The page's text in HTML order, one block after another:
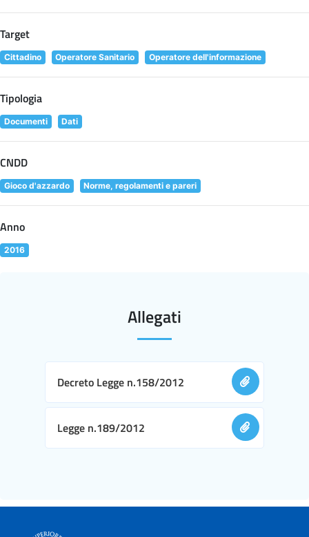
Target
Cittadino Operatore Sanitario Operatore dell'informazione
Tipologia
Documenti Dati
CNDD
Gioco d'azzardo Norme, regolamenti e pareri
Anno
2016
Allegati
Decreto Legge n.158/2012
Legge n.189/2012